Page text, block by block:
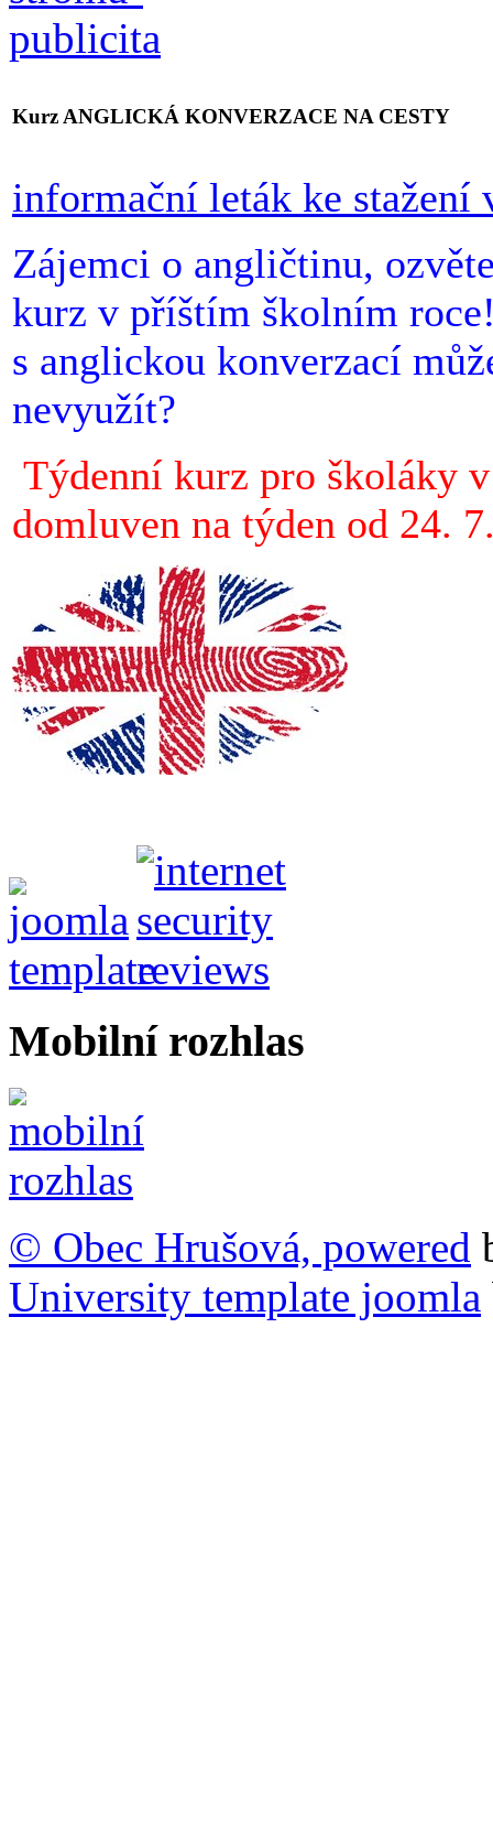
Kurz ANGLICKÁ KONVERZACE NA CESTY
informační leták ke stažení
Zájemci o angličtinu,
kurz v příštím školním
s anglickou konverzací
nevyužít?
Týdenní kurz pro školáky
domluven na týden od 24.
Mobilní rozhlas
© Obec Hrušová, powered
University template joomla